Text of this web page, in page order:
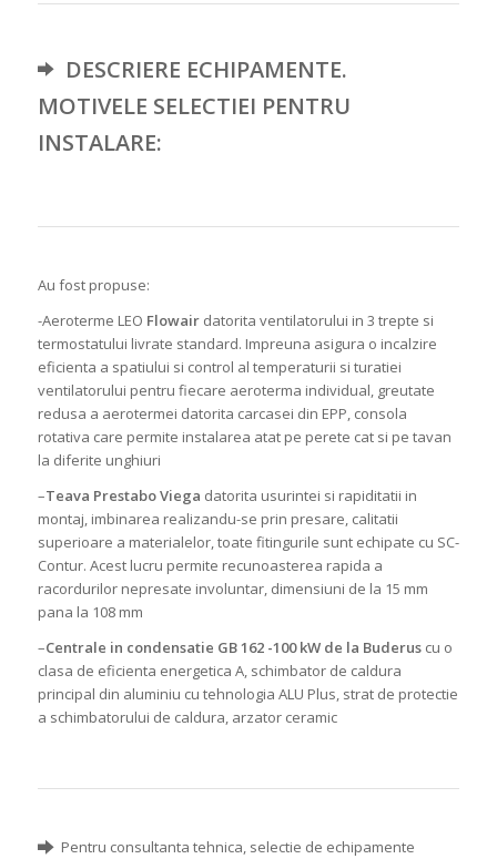
DESCRIERE ECHIPAMENTE.
MOTIVELE SELECTIEI PENTRU
INSTALARE:
Au fost propuse:
-Aeroterme LEO Flowair datorita ventilatorului in 3 trepte si
termostatului livrate standard. Impreuna asigura o incalzire
eficienta a spatiului si control al temperaturii si turatiei
ventilatorului pentru fiecare aeroterma individual, greutate
redusa a aerotermei datorita carcasei din EPP, consola
rotativa care permite instalarea atat pe perete cat si pe tavan
la diferite unghiuri
–Teava Prestabo Viega datorita usurintei si rapiditatii in
montaj, imbinarea realizandu-se prin presare, calitatii
superioare a materialelor, toate fitingurile sunt echipate cu SC-
Contur. Acest lucru permite recunoasterea rapida a
racordurilor nepresate involuntar, dimensiuni de la 15 mm
pana la 108 mm
–Centrale in condensatie GB 162 -100 kW de la Buderuscu o
clasa de eficienta energetica A, schimbator de caldura
principal din aluminiu cu tehnologia ALU Plus, strat de protectie
a schimbatorului de caldura, arzator ceramic
Pentru consultanta tehnica, selectie de echipamente